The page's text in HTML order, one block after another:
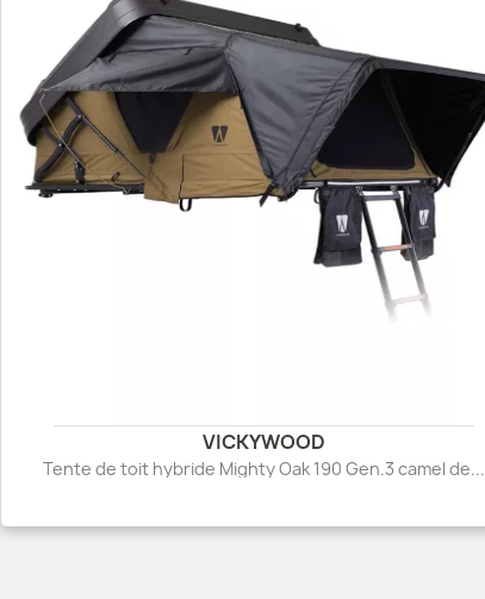
VICKYWOOD
Tente de toit hybride Mighty Oak 190 Gen.3 camel de...